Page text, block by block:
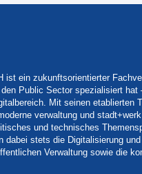
ist ein zukunftsorientierter
Public Sector spezialisiert hat
Mit seinen etablierten
verwaltung und
und technisches
dabei stets die Digitalisierung und
Verwaltung sowie die